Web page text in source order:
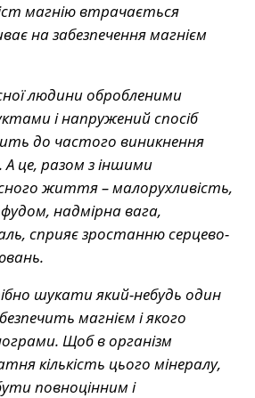
магнію втрачається
на забезпечення магнієм
людини обробленими
і напружений спосіб
до частого виникнення
це, разом з іншими
життя – малорухливість,
надмірна вага,
сприяє зростанню серцево-
шукати який-небудь один
магнієм і якого
Щоб в організм
кількість цього мінералу,
повноцінним і